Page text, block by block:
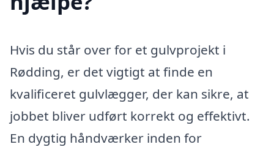
Hvis du står over for et gulvprojekt i
Rødding, er det vigtigt at finde en
kvalificeret gulvlægger, der kan sikre, at
jobbet bliver udført korrekt og effektivt.
En dygtig håndværker inden for